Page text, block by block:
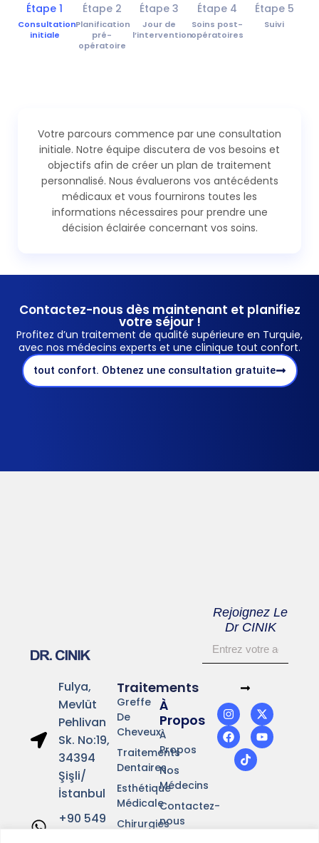
Étape 1
Consultation
initiale
Étape 2
Planification
pré-
opératoire
Étape 3
Jour de
l’intervention
Étape 4
Soins post-
opératoires
Étape 5
Suivi
Votre parcours commence par une consultation
initiale. Notre équipe discutera de vos besoins et
objectifs afin de créer un plan de traitement
personnalisé. Nous évaluerons vos antécédents
médicaux et vous fournirons toutes les
informations nécessaires pour prendre une
décision éclairée concernant vos soins.
Contactez-nous dès maintenant et planifiez
votre séjour !
Profitez d’un traitement de qualité supérieure en Turquie,
avec nos médecins experts et une clinique tout confort.
tout confort. Obtenez une consultation gratuite
Fulya,
Mevlüt
Pehlivan
Sk. No:19,
34394
Şişli/
İstanbul
+90 549
À
Propos
À
Propos
Nos
Médecins
Contactez-
nous
Traitements
Greffe
De
Cheveux
Traitements
Dentaires
Esthétique
Médicale
Chirurgies
Rejoignez Le
Dr CINIK